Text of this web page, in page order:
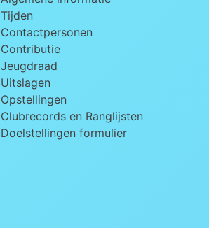
Tijden
Contactpersonen
Contributie
Jeugdraad
Uitslagen
Opstellingen
Clubrecords en Ranglijsten
Doelstellingen formulier